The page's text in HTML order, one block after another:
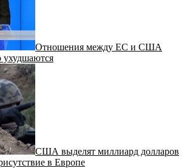
Отношения между ЕС и США
ухудшаются
США выделят миллиард долларов
в Европе